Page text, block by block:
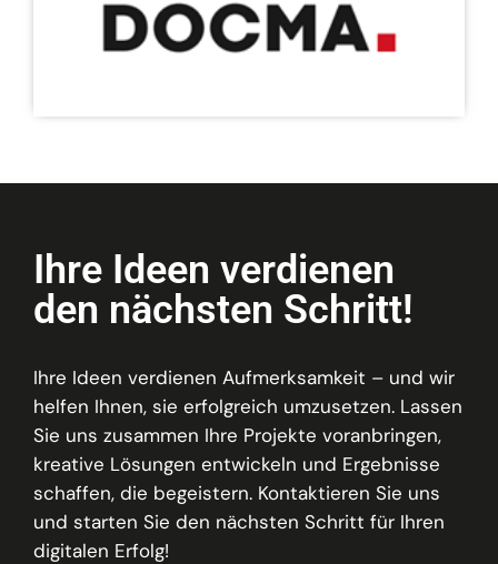
Ihre Ideen verdienen
den nächsten Schritt!
Ihre Ideen verdienen Aufmerksamkeit – und wir
helfen Ihnen, sie erfolgreich umzusetzen. Lassen
Sie uns zusammen Ihre Projekte voranbringen,
kreative Lösungen entwickeln und Ergebnisse
schaffen, die begeistern. Kontaktieren Sie uns
und starten Sie den nächsten Schritt für Ihren
digitalen Erfolg!